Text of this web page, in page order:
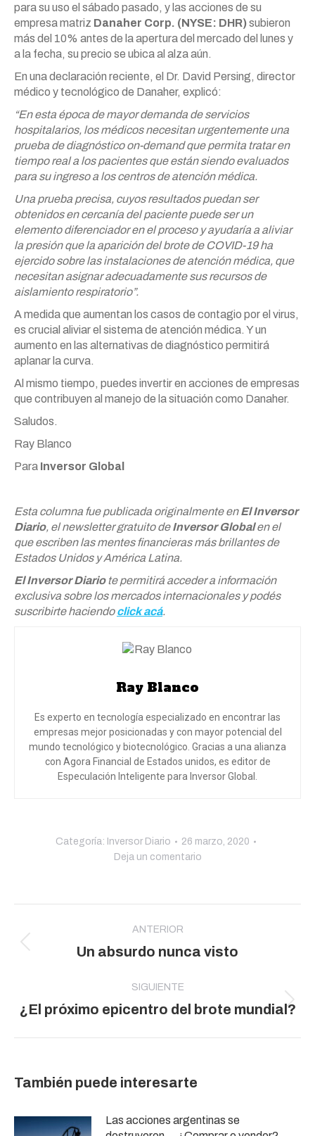
para su uso el sábado pasado, y las acciones de su
empresa matriz Danaher Corp. (NYSE: DHR)subieron
más del 10% antes de la apertura del mercado del lunes y
a la fecha, su precio se ubica al alza aún.
En una declaración reciente, el Dr. David Persing, director
médico y tecnológico de Danaher, explicó:
“En esta época de mayor demanda de servicios
hospitalarios, los médicos necesitan urgentemente una
prueba de diagnóstico on-demand que permita tratar en
tiempo real a los pacientes que están siendo evaluados
para su ingreso a los centros de atención médica.
Una prueba precisa, cuyos resultados puedan ser
obtenidos en cercanía del paciente puede ser un
elemento diferenciador en el proceso y ayudaría a aliviar
la presión que la aparición del brote de COVID-19 ha
ejercido sobre las instalaciones de atención médica, que
necesitan asignar adecuadamente sus recursos de
aislamiento respiratorio”.
A medida que aumentan los casos de contagio por el virus,
es crucial aliviar el sistema de atención médica. Y un
aumento en las alternativas de diagnóstico permitirá
aplanar la curva.
Al mismo tiempo, puedes invertir en acciones de empresas
que contribuyen al manejo de la situación como Danaher.
Saludos.
Ray Blanco
Para Inversor Global
Esta columna fue publicada originalmente enEl Inversor
Diario, el newsletter gratuito deInversor Globalen el
que escriben las mentes financieras más brillantes de
Estados Unidos y América Latina.
El Inversor Diariote permitirá acceder a información
exclusiva sobre los mercados internacionales y podés
suscribirte haciendoclick acá.
Ray Blanco
Es experto en tecnología especializado en encontrar las
empresas mejor posicionadas y con mayor potencial del
mundo tecnológico y biotecnológico. Gracias a una alianza
con Agora Financial de Estados unidos, es editor de
Especulación Inteligente para Inversor Global.
Categoría: Inversor Diario
26 marzo, 2020
Deja un comentario
entre
publicaciones
ANTERIOR
Publicación
Un absurdo nunca visto
SIGUIENTE
Publicación
¿El próximo epicentro del brote mundial?
También puede interesarte
Las acciones argentinas se